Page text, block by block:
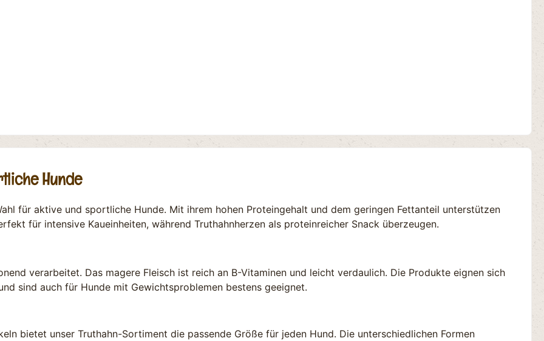
Hunde
für aktive und sportliche Hunde. Mit ihrem hohen Proteingehalt und dem geringen Fettanteil unterstützen
für intensive Kaueinheiten, während Truthahnherzen als proteinreicher Snack überzeugen.
verarbeitet. Das magere Fleisch ist reich an B-Vitaminen und leicht verdaulich. Die Produkte eignen sich
sind auch für Hunde mit Gewichtsproblemen bestens geeignet.
bietet unser Truthahn-Sortiment die passende Größe für jeden Hund. Die unterschiedlichen Formen